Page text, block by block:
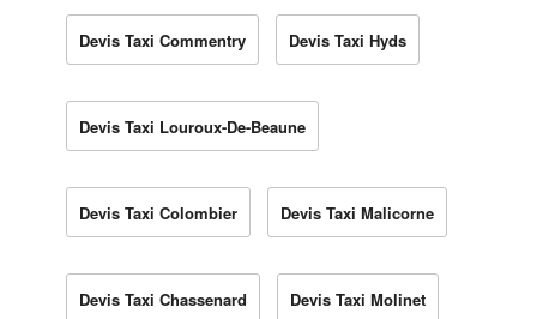
Devis Taxi Commentry Devis Taxi Hyds
Devis Taxi Louroux-De-Beaune
Devis Taxi Colombier Devis Taxi Malicorne
Devis Taxi Chassenard Devis Taxi Molinet